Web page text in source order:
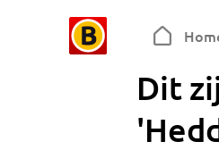
Dit